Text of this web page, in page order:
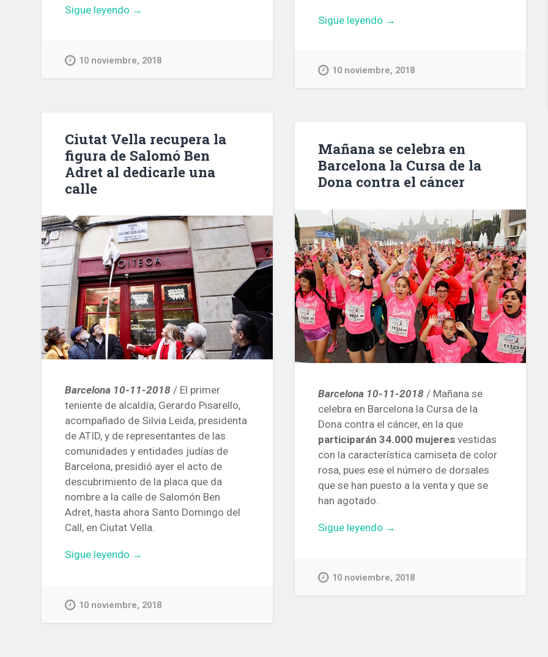
Sigue leyendo «Inaugurado
Parque
de
Cuentos’»
→
10 noviembre, 2018
Sigue leyendo «Ingresa
un
robos
en
el
Eixample»
→
10 noviembre, 2018
Ciutat Vella recupera la
figura de Salomó Ben
Adret al dedicarle una
calle
Barcelona 10-11-2018 / El primer
teniente de alcaldía, Gerardo Pisarello,
acompañado de Silvia Leida, presidenta
de ATID, y de representantes de las
comunidades y entidades judías de
Barcelona, presidió ayer el acto de
descubrimiento de la placa que da
nombre a la calle de Salomón Ben
Adret, hasta ahora Santo Domingo del
Call, en Ciutat Vella.
Sigue leyendo «Ciutat
→
10 noviembre, 2018
Mañana se celebra en
Barcelona la Cursa de la
Dona contra el cáncer
Barcelona 10-11-2018 / Mañana se
celebra en Barcelona la Cursa de la
Dona contra el cáncer, en la que
participarán 34.000 mujeres vestidas
con la característica camiseta de color
rosa, pues ese el número de dorsales
que se han puesto a la venta y que se
han agotado.
Sigue leyendo «Mañana
en
→
10 noviembre, 2018